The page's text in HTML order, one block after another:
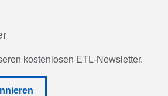
kostenlosen ETL-Newsletter.